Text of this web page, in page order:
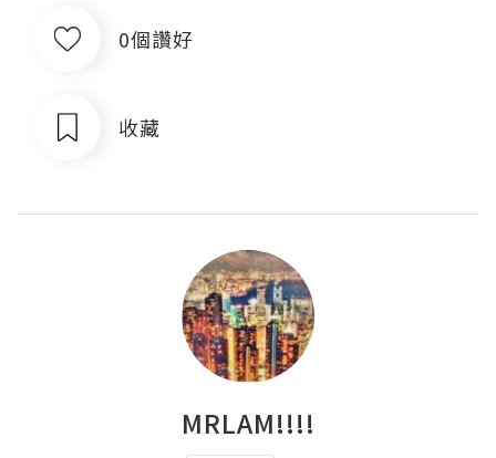
0個讚好
收藏
MRLAM!!!!